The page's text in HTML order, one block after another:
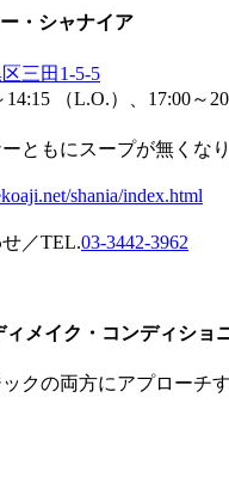
・シャナイア
三田1-5-5
（L.O.）、17:00～
ともにスープが無くな
shania/index.html
／TEL.03-3442-3962
メイク・コンディショ
クの両方にアプローチ